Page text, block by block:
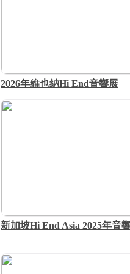
2026年維也納Hi End音響展
新加坡Hi End Asia 2025年音